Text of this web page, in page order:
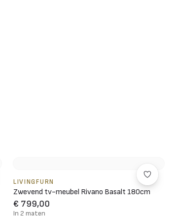
LIVINGFURN
Zwevend tv-meubel Rivano Basalt 180cm
€ 799,00
In 2 maten